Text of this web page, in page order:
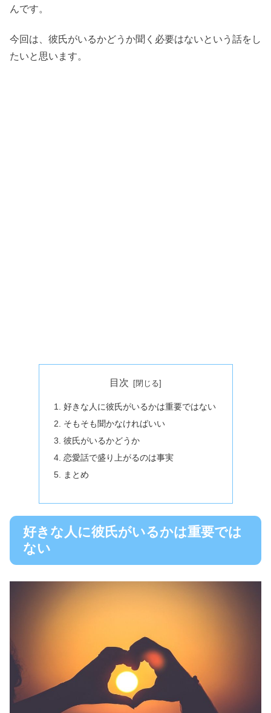
んです。
今回は、彼氏がいるかどうか聞く必要はないという話をし
たいと思います。
目次
好きな人に彼氏がいるかは重要ではない
そもそも聞かなければいい
彼氏がいるかどうか
恋愛話で盛り上がるのは事実
まとめ
好きな人に彼氏がいるかは重要では
ない